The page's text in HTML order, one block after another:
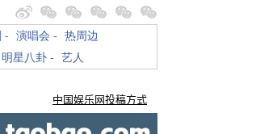
- 演唱会 - 热周边
明星八卦 - 艺人